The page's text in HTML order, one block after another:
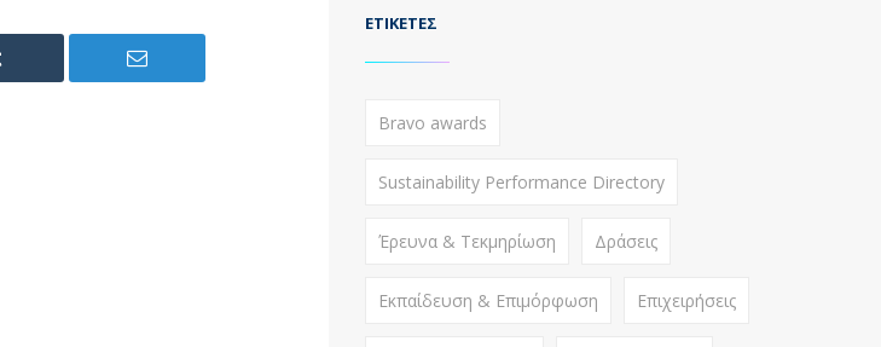
ΕΤΙΚΈΤΕΣ
Bravo awards
Sustainability Performance Directory
Έρευνα & Τεκμηρίωση Δράσεις
Εκπαίδευση & Επιμόρφωση Επιχειρήσεις